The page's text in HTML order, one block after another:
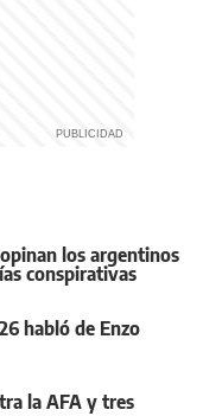
los argentinos
conspirativas
habló de Enzo
la AFA y tres